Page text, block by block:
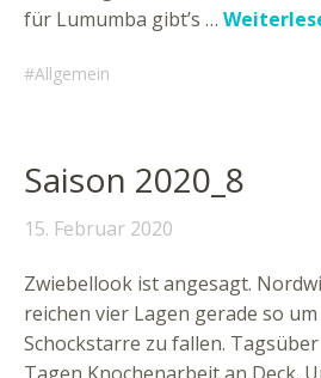
für Lumumba gibt’s …
Allgemein
Saison 2020_8
15. Februar 2020
Zwiebellook ist angesagt.
reichen vier Lagen gerade so
Schockstarre zu fallen.